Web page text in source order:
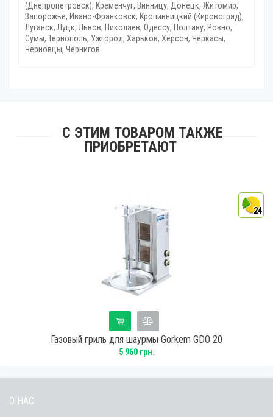
(Днепропетровск), Кременчуг, Винницу, Донецк‎, Житомир,
Запорожье, Ивано-Франковск, Кропивницкий‎ (Кировоград),
Луганск, Луцк, Львов, Николаев, Одессу, Полтаву, Ровно,
Сумы, Тернополь, Ужгород‎, Харьков, Херсон‎, Черкасы,
Черновцы, Чернигов.
С ЭТИМ ТОВАРОМ ТАКЖЕ
ПРИОБРЕТАЮТ
24
Газовый гриль для шаурмы Gorkem GDO 20
5 960 грн.
О НАС